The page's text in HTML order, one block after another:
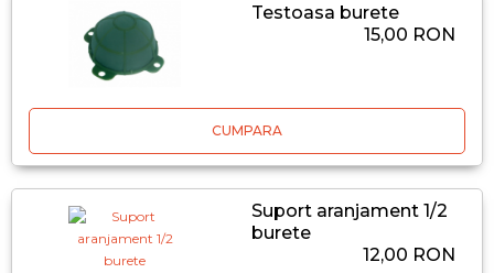
Testoasa burete
15,00 RON
CUMPARA
Suport aranjament 1/2
burete
12,00 RON